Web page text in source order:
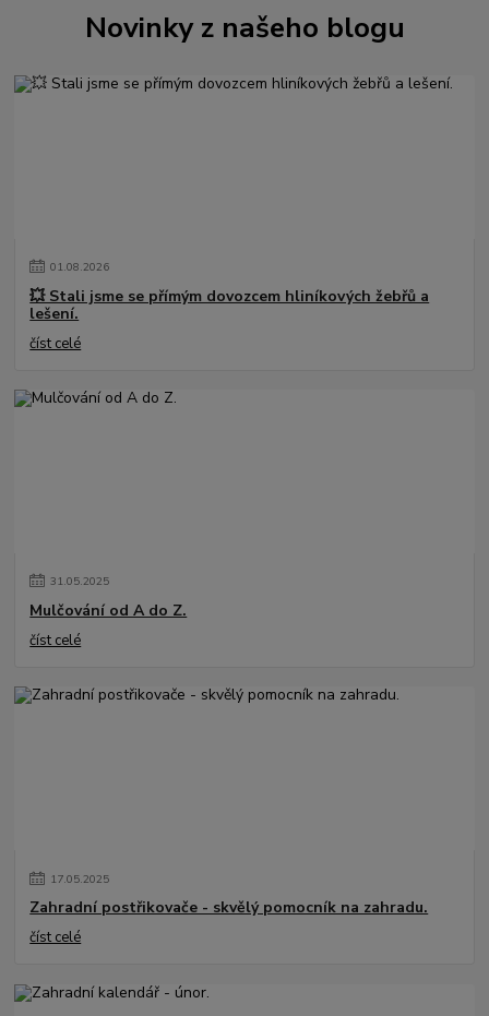
Novinky z našeho blogu
01.08.2026
💥 Stali jsme se přímým dovozcem hliníkových žebřů a
lešení.
číst celé
31.05.2025
Mulčování od A do Z.
číst celé
17.05.2025
Zahradní postřikovače - skvělý pomocník na zahradu.
číst celé